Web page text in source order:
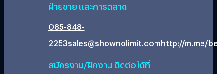
ฝ่ายขาย และการตลาด
085-848-
2253sales@shownolimit.comhttp://m.me/
สมัครงาน/ฝึกงาน ติดต่อได้ที่